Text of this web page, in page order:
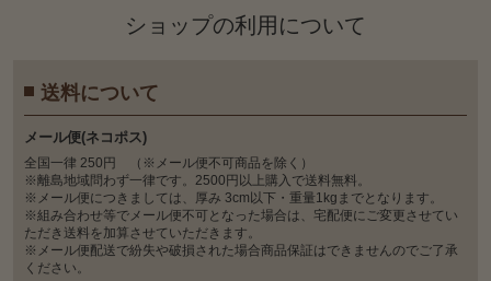
ショップの利⽤について
送料について
メール便(ネコポス)
全国一律 250円 （※メール便不可商品を除く）
※離島地域問わず一律です。2500円以上購入で送料無料。
※メール便につきましては、厚み 3cm以下・重量1kgまでとなります。
※組み合わせ等でメール便不可となった場合は、宅配便にご変更させてい
ただき送料を加算させていただきます。
※メール便配送で紛失や破損された場合商品保証はできませんのでご了承
ください。